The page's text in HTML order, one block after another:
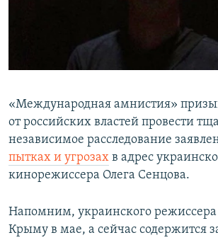
КРЫМ.НЕПОКОРЕННЫЙ
Все сайты RFE/RL
«Международная амнистия»
от российских властей провести
независимое расследование
пытках и угрозах в адрес
кинорежиссера Олега Сенцова.
Напомним, украинского
Крыму в мае, а сейчас содержится